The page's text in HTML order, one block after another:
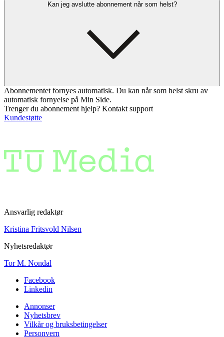
Kan jeg avslutte abonnement når som helst?
Abonnementet fornyes automatisk. Du kan når som helst skru av
automatisk fornyelse på Min Side.
Trenger du abonnement hjelp? Kontakt support
Kundestøtte
Ansvarlig redaktør
Kristina Fritsvold Nilsen
Nyhetsredaktør
Tor M. Nondal
Facebook
Linkedin
Annonser
Nyhetsbrev
Vilkår og bruksbetingelser
Personvern